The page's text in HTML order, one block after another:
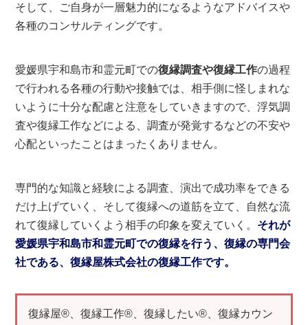
そして、ご自身が一層魅力的になるようなアドバイスや
各種のコンサルティングです。
愛媛県宇和島市和霊元町での復縁調査や復縁工作の過程
で行われる各種の行動や接触では、相手側に怪しまれな
いように十分な配慮と注意をしていきますので、浮気調
査や復縁工作などによる、調査が発覚するなどの不安や
心配といったことはまったくありません。
専門的な知識と経験による調査、演出で成功率をできる
だけ上げていく、そして復縁への道筋を立て、自然な流
れて復縁していくよう相手の印象を変えていく。 それが
愛媛県宇和島市和霊元町での復縁を行う、復縁の専門会
社である、復縁屋株式会社の復縁工作です。
復縁屋®、復縁工作®、復縁したい®、復縁カウン